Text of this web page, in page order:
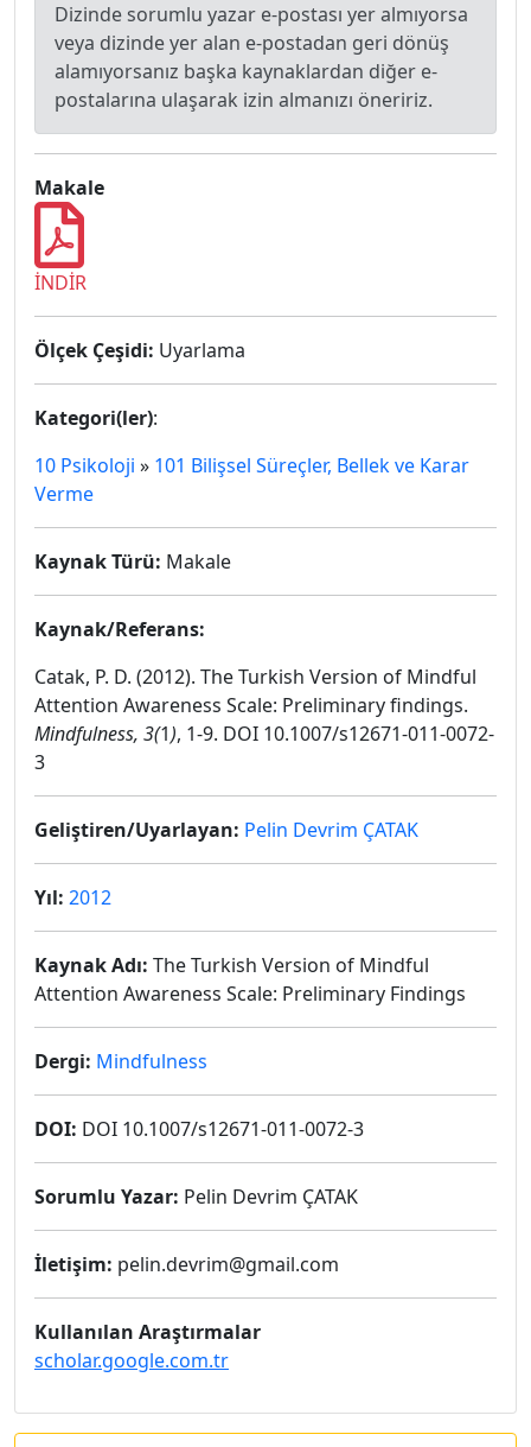
Dizinde sorumlu yazar e-postası yer almıyorsa
veya dizinde yer alan e-postadan geri dönüş
alamıyorsanız başka kaynaklardan diğer e-
postalarına ulaşarak izin almanızı öneririz.
Makale
İNDİR
Ölçek Çeşidi: Uyarlama
Kategori(ler):
10 Psikoloji » 101 Bilişsel Süreçler, Bellek ve Karar
Verme
Kaynak Türü: Makale
Kaynak/Referans:
Catak, P. D. (2012). The Turkish Version of Mindful
Attention Awareness Scale: Preliminary findings.
Mindfulness, 3(1), 1-9. DOI 10.1007/s12671-011-0072-
3
Geliştiren/Uyarlayan: Pelin Devrim ÇATAK
Yıl: 2012
Kaynak Adı: The Turkish Version of Mindful
Attention Awareness Scale: Preliminary Findings
Dergi: Mindfulness
DOI: DOI 10.1007/s12671-011-0072-3
Sorumlu Yazar: Pelin Devrim ÇATAK
İletişim: pelin.devrim@gmail.com
Kullanılan Araştırmalar
scholar.google.com.tr